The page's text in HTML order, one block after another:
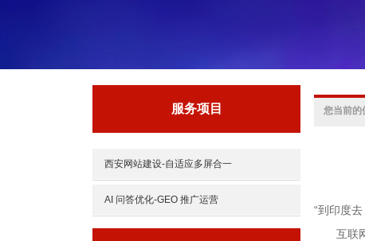
您当前的
“到印度
互联网
服务项目
西安网站建设-自适应多屏合一
AI 问答优化-GEO 推广运营